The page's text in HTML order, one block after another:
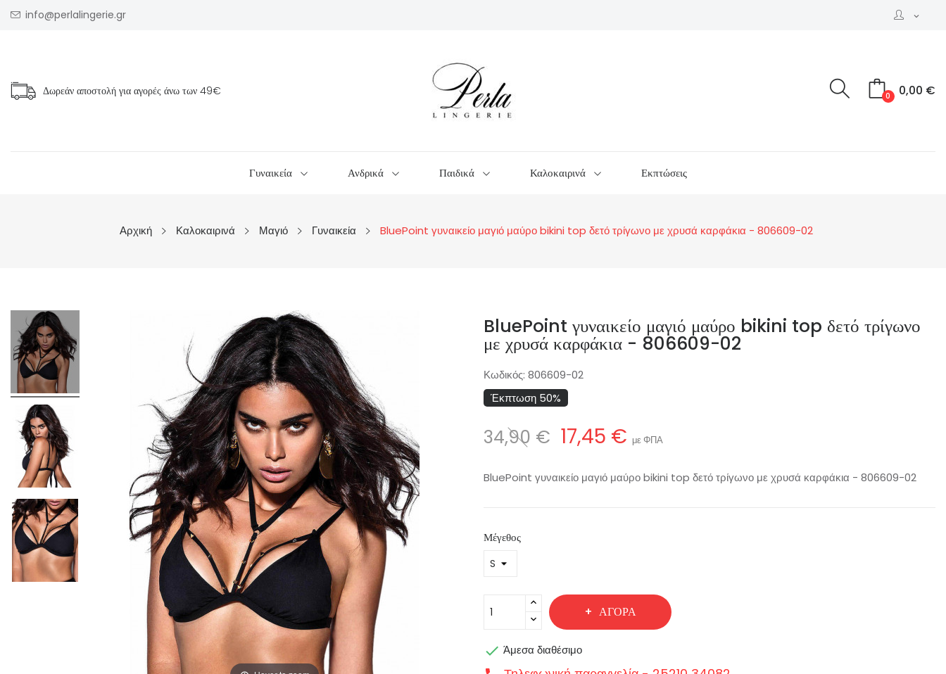
expand_more
info@perlalingerie.gr
Δωρεάν αποστολή για αγορές άνω των 49€ 0,00 €
0
Γυναικεία Ανδρικά Παιδικά Καλοκαιρινά Εκπτώσεις
Αρχική Καλοκαιρινά Μαγιό Γυναικεία BluePoint γυναικείο μαγιό μαύρο bikini top δετό τρίγωνο με χρυσά καρφάκια - 806609-02
BluePoint γυναικείο μαγιό μαύρο bikini top δετό τρίγωνο
με χρυσά καρφάκια - 806609-02
Κωδικός: 806609-02
Έκπτωση 50%
34,90 € 17,45 € με ΦΠΑ
BluePoint γυναικείο μαγιό μαύρο bikini top δετό τρίγωνο με χρυσά καρφάκια - 806609-02
Μέγεθος
ΑΓΟΡΆ
 Άμεσα διαθέσιμο